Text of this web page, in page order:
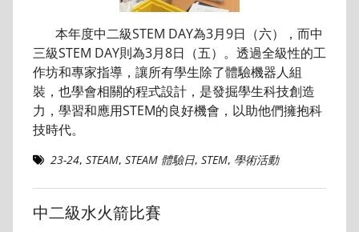
本年度中二級STEM DAY為3月9日（六），而中
三級STEM DAY則為3月8日（五）。透過全級性的工
作坊和專家指導，讓所有學生除了體驗機器人組
裝，也學會相關的程式設計，是發掘學生科技創造
力，學習和應用STEM的良好機會，以助他們擁抱科
技時代。
23-24, STEAM, STEAM 體驗日, STEM, 學術活動
中二級水火箭比賽